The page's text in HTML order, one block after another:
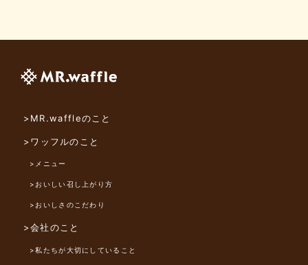
>MR.waffleのこと
>ワッフルのこと
>メニュー
>おいしい召し上がり方
>おいしさのこだわり
>会社のこと
>私たちが大切にしていること